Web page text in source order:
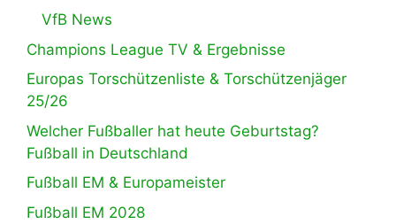
VfB News
Champions League TV & Ergebnisse
Europas Torschützenliste & Torschützenjäger
25/26
Welcher Fußballer hat heute Geburtstag?
Fußball in Deutschland
Fußball EM & Europameister
Fußball EM 2028